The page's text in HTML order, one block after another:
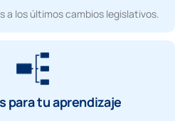
a los últimos cambios legislativos.
para tu aprendizaje